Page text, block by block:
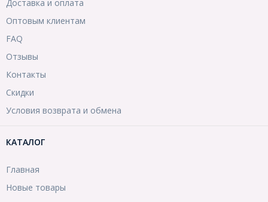
Доставка и оплата
Оптовым клиентам
FAQ
Отзывы
Контакты
Скидки
Условия возврата и обмена
КАТАЛОГ
Главная
Новые товары